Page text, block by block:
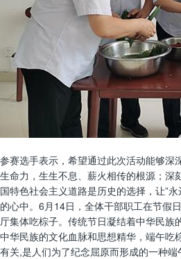
参赛选手表示，希望通过此次活动能够深
生命力，生生不息、薪火相传的根源；深
国特色社会主义道路是历史的选择，让”
的心中。6月14日，全体干部职工在节假
厅集体吃棕子。传统节日凝结着中华民族
中华民族的文化血脉和思想精华，端午吃
有关,是人们为了纪念屈原而形成的一种端